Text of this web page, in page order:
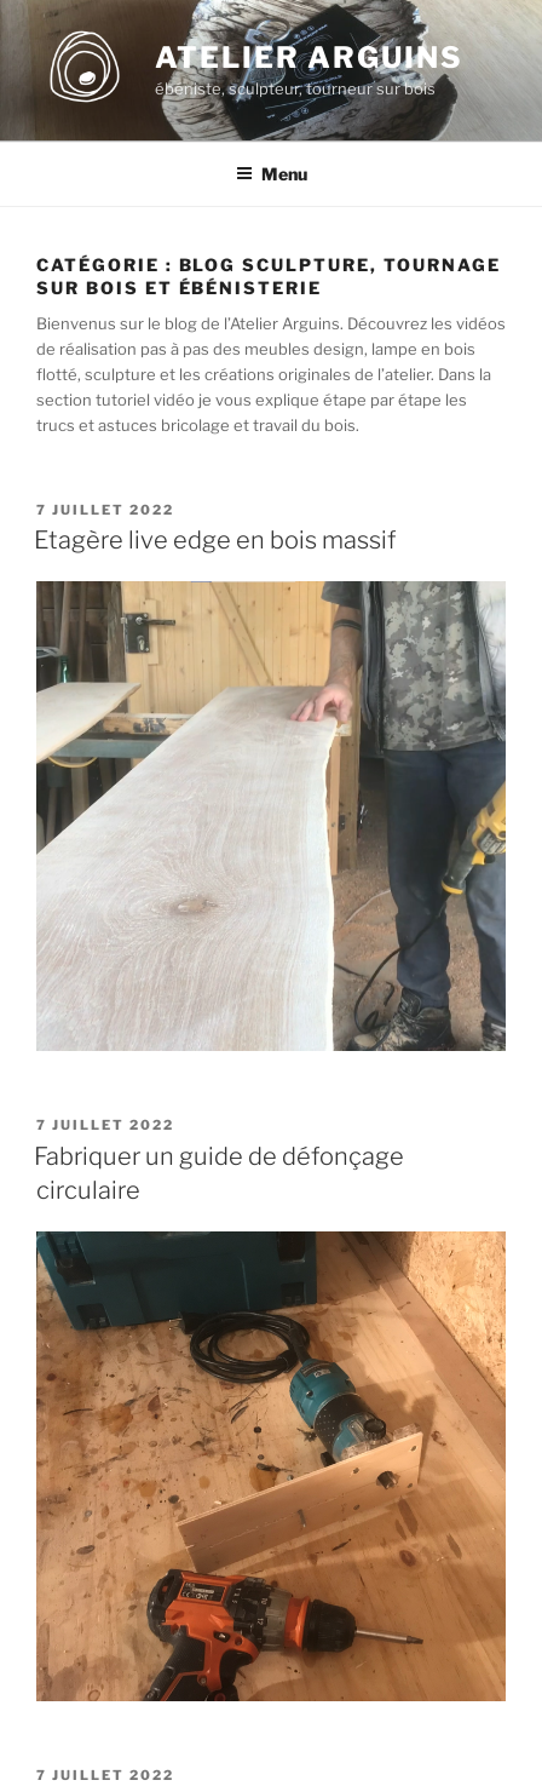
Aller
contenu
principal
ATELIER ARGUINS
ébéniste, sculpteur, tourneur sur bois
Menu
CATÉGORIE : BLOG SCULPTURE, TOURNAGE
SUR BOIS ET ÉBÉNISTERIE
Bienvenus sur le blog de l’Atelier Arguins. Découvrez les vidéos
de réalisation pas à pas des meubles design, lampe en bois
flotté, sculpture et les créations originales de l’atelier. Dans la
section tutoriel vidéo je vous explique étape par étape les
trucs et astuces bricolage et travail du bois.
PUBLIÉ
LE
7 JUILLET 2022
Etagère live edge en bois massif
PUBLIÉ
LE
7 JUILLET 2022
Fabriquer un guide de défonçage
circulaire
PUBLIÉ
7 JUILLET 2022